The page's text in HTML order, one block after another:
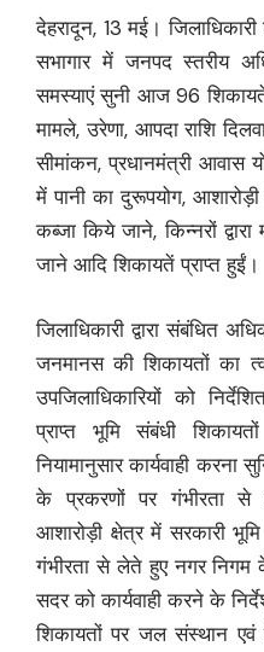
देहरादून, 13 मई।
सभागार में जनपद स्तरीय
समस्याएं सुनी आज 96
मामले, उरेणा, आपदा राशि
सीमांकन, प्रधानमंत्री आवास
में पानी का दुरूपयोग, आशारोड़ी
कब्जा किये जाने, किन्नरों
जाने आदि शिकायतें प्राप्त हुईं।
जिलाधिकारी द्वारा संबंधित
जनमानस की शिकायतों का
उपजिलाधिकारियों को
प्राप्त भूमि संबंधी
नियामानुसार कार्यवाही
के प्रकरणों पर गंभीरता से
आशारोड़ी क्षेत्र में सरकारी
गंभीरता से लेते हुए नगर निगम
सदर को कार्यवाही करने के
शिकायतों पर जल संस्थान